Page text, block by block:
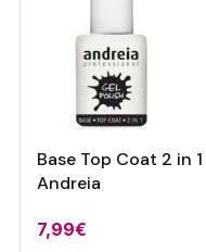
Base Top Coat 2 in 1
Andreia
7,99€